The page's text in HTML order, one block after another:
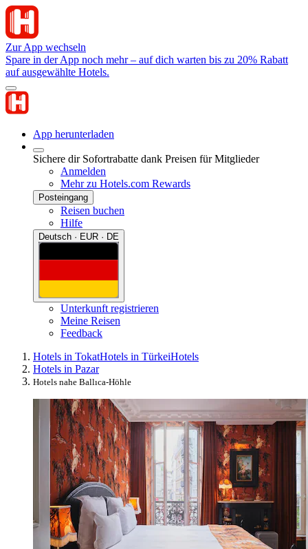
Zur App wechseln
Spare in der App noch mehr – auf dich warten bis zu 20% Rabatt
auf ausgewählte Hotels.
App herunterladen
Sichere dir Sofortrabatte dank Preisen für Mitglieder
Anmelden
Mehr zu Hotels.com Rewards
Posteingang
Reisen buchen
Hilfe
Deutsch · EUR · DE
Unterkunft registrieren
Meine Reisen
Feedback
Hotels in TokatHotels in TürkeiHotels
Hotels in Pazar
Hotels nahe Ballıca-Höhle